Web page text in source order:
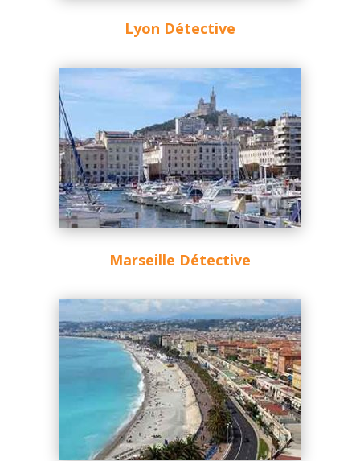
Lyon Détective
Marseille Détective